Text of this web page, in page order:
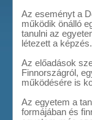
Az eseményt a
működik önálló
tanulni az
létezett a képzés.
Az előadások
Finnországról,
működésére is
Az egyetem a
formájában és